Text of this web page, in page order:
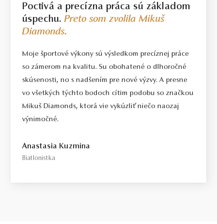
Poctivá a precízna práca sú základom
úspechu.Preto som zvolila Mikuš
Diamonds.
Moje športové výkony sú výsledkom precíznej práce
so zámerom na kvalitu. Su obohatené o dlhoročné
skúsenosti, no s nadšením pre nové výzvy. A presne
vo všetkých týchto bodoch cítim podobu so značkou
Mikuš Diamonds, ktorá vie vykúzliť niečo naozaj
výnimočné.
Anastasia Kuzmina
Biatlonistka